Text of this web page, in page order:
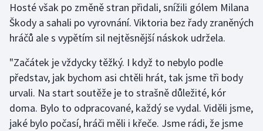
Jezdectví
Judo
Krasobruslení
Lezení
Lyže a snowboard
Hosté však po změně stran přidali, snížili gólem Milana
Škody a sahali po vyrovnání. Viktoria bez řady zraněných
hráčů ale s vypětím sil nejtěsnější náskok udržela.
"Začátek je vždycky těžký. I když to nebylo podle
představ, jak bychom asi chtěli hrát, tak jsme tři body
urvali. Na start soutěže je to strašně důležité, kór
doma. Bylo to odpracované, každý se vydal. Viděli jsme,
jaké bylo počasí, hráči měli i křeče. Jsme rádi, že jsme